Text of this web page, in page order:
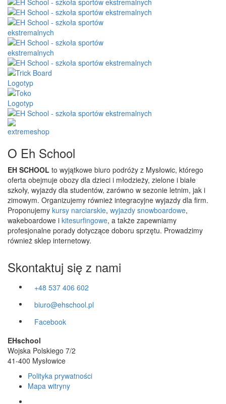
O Eh School
EH SCHOOL to wyjątkowe biuro podróży z Mysłowic, którego
oferta obejmuje obozy dla dzieci i młodzieży, zielone i białe
szkoły, wyjazdy dla studentów, zarówno w sezonie letnim, jak i
zimowym. Organizujemy również integracyjne wyjazdy dla firm.
Proponujemy kursy narciarskie, wyjazdy snowboardowe,
wakeboardowe i kitesurfingowe, a także zapewniamy
profesjonalne porady dotyczące doboru sprzętu. Prowadzimy
również sklep internetowy.
Skontaktuj się z nami
+48 537 406 602
biuro@ehschool.pl
Facebook
EHschool
Wojska Polskiego 7/2
41-400 Mysłowice
Polityka prywatności
Mapa witryny